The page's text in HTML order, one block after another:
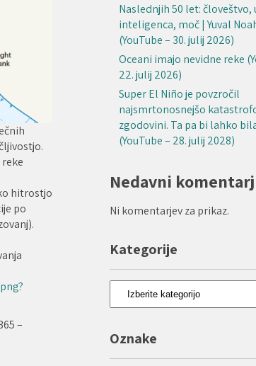
hitrostjo
po
–
Naslednjih 50 let: človeštvo,
inteligenca, moč | Yuval
(YouTube – 30. julij 2026)
Oceani imajo nevidne reke
22. julij 2026)
Super El Niño je povzročil
najsmrtonosnejšo
zgodovini. Ta pa bi lahko
(YouTube – 28. julij 2028)
Nedavni
Ni komentarjev za prikaz.
Kategorije
Kategorije
Oznake